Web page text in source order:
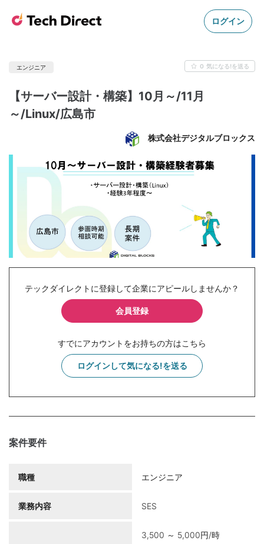
ログイン
エンジニア 0 気になる!を送る
【サーバー設計・構築】10月～/11月
～/Linux/広島市
株式会社デジタルブロックス
テックダイレクトに登録して企業にアピールしませんか？
会員登録
すでにアカウントをお持ちの方はこちら
ログインして気になる!を送る
案件要件
職種 エンジニア
業務内容 SES
3,500 ～ 5,000円/時